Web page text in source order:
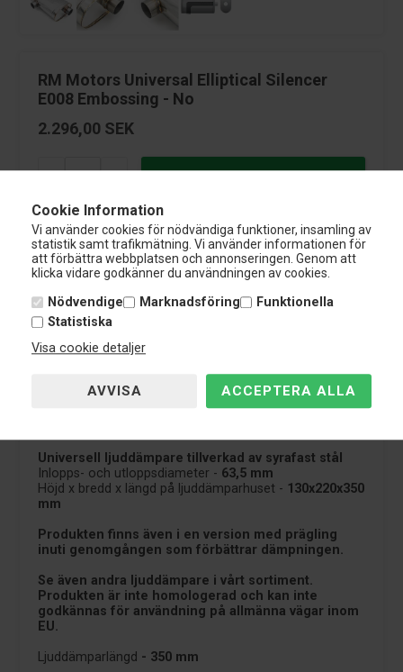
Cookie Information
Vi använder cookies för nödvändiga funktioner, insamling av
statistik samt trafikmätning. Vi använder informationen för
att förbättra webbplatsen och annonseringen. Genom att
klicka vidare godkänner du användningen av cookies.
Nödvendige Marknadsföring
Funktionella
Statistiska
Visa cookie detaljer
RM Motors Universal Elliptical Silencer
E008 Embossing - No
2.296,00 SEK
Betala med
Förväntad leveranstid:4-8 vardagar
Fjärrlager
3 års garanti endast hos Nardocar
Universell ljuddämpare tillverkad av syrafast stål
Inlopps- och utloppsdiameter - 63,5 mm
Höjd x bredd x längd på ljuddämparhuset - 130x220x350
mm
Produkten finns även i en version med prägling
inuti genomgången som förbättrar dämpningen.
Se även andra ljuddämpare i vårt sortiment.
Produkten är inte homologerad och kan inte
godkännas för användning på allmänna vägar inom
EU.
Ljuddämparlängd - 350 mm